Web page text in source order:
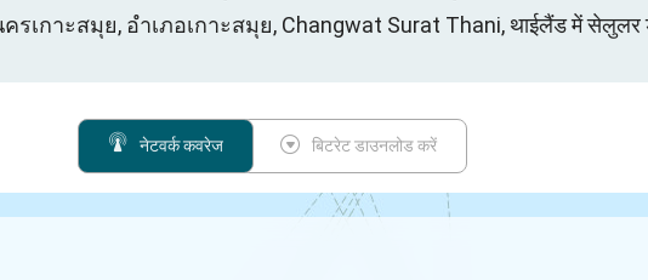
รเกาะสมุย, อำเภอเกาะสมุย, Changwat Surat Thani, थाईलैंड में सेलुलर
नेटवर्क कवरेज बिटरेट डाउनलोड करें